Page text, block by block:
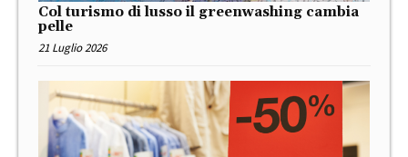
Col turismo di lusso il greenwashing cambia
pelle
21 Luglio 2026